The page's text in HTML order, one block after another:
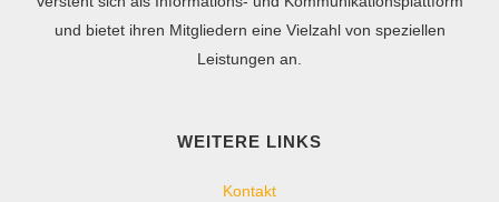
und bietet ihren Mitgliedern eine Vielzahl von speziellen
Leistungen an.
WEITERE LINKS
Kontakt